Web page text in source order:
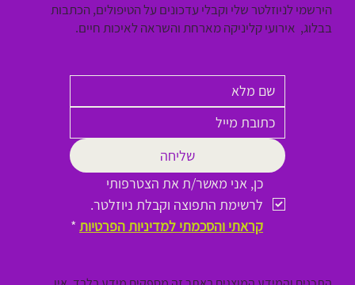
הירשמי לניוזלטר שלי וקבלי עדכונים על הטיפולים, הכתבות
בבלוג, אירועי קליניקה מארחת והשראה לאיכות חיים.
שליחה
לרשימת התפוצה וקבלת ניוזלטר.
קראתי והסכמתי למדיניות הפרטיות *